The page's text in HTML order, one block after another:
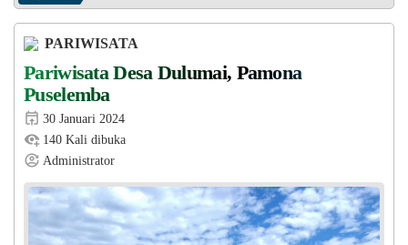
PARIWISATA
Pariwisata Desa Dulumai, Pamona
Puselemba
30 Januari 2024
140 Kali dibuka
Administrator